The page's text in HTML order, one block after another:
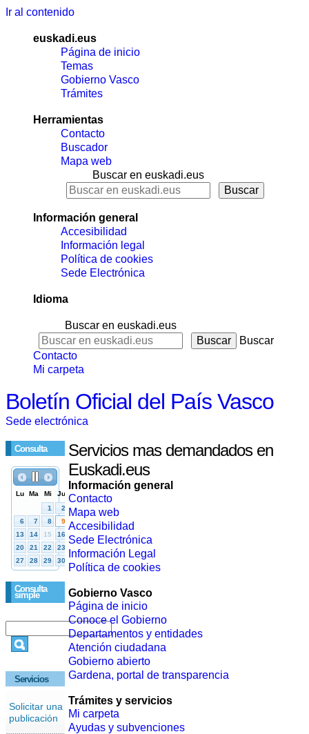
Ir al contenido
euskadi.eus
Página de inicio
Temas
Gobierno Vasco
Trámites
Herramientas
Contacto
Buscador
Mapa web
Buscar en euskadi.eus
Información general
Accesibilidad
Información legal
Política de cookies
Sede Electrónica
Idioma
Buscar en euskadi.eus
Buscar
Contacto
Mi carpeta
Boletín Oficial del País Vasco
Sede electrónica
Consulta
Consulta
simple
Servicios
Solicitar una
publicación
Servicios mas demandados en
Euskadi.eus
Información general
Contacto
Mapa web
Accesibilidad
Sede Electrónica
Información Legal
Política de cookies
Gobierno Vasco
Página de inicio
Conoce el Gobierno
Departamentos y entidades
Atención ciudadana
Gobierno abierto
Gardena, portal de transparencia
Trámites y servicios
Mi carpeta
Ayudas y subvenciones